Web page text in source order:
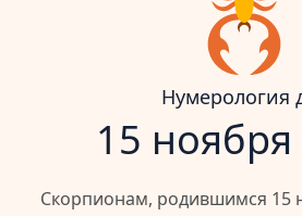
Гороскоп
Календарь
Нумерология
15
Скорпионам, родившимся 15